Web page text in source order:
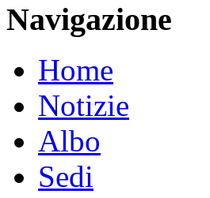
Navigazione
Home
Notizie
Albo
Sedi